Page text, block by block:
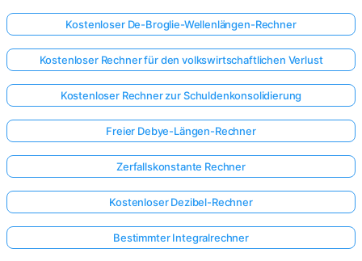
anmelden!
Kostenloser De-Broglie-Wellenlängen-Rechner
Kostenloser Rechner für den volkswirtschaftlichen Verlust
Kostenloser Rechner zur Schuldenkonsolidierung
Freier Debye-Längen-Rechner
Zerfallskonstante Rechner
Kostenloser Dezibel-Rechner
Bestimmter Integralrechner